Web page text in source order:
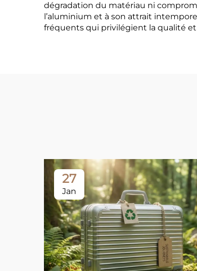
dégradation du matériau ni
l’aluminium et à son attrait
fréquents qui privilégient la qualité
27
Jan